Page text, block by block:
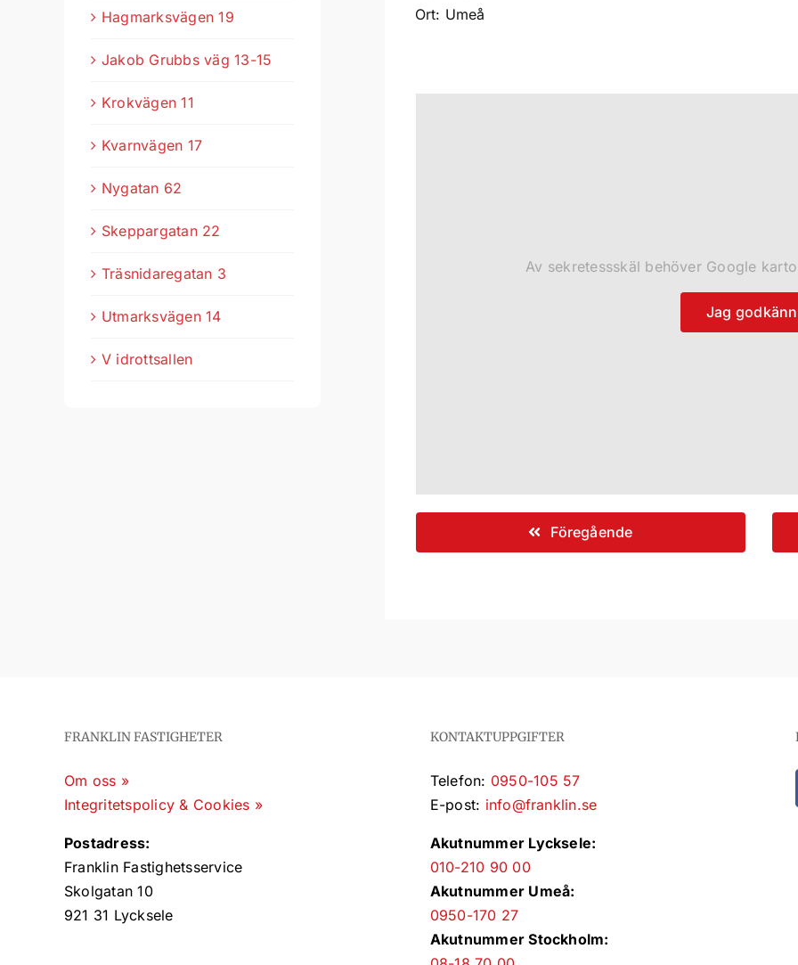
Ort: Umeå
Av sekretessskäl behöver Google
Jag
Föregående
Hagmarksvägen 19
Jakob Grubbs väg 13-15
Krokvägen 11
Kvarnvägen 17
Nygatan 62
Skeppargatan 22
Träsnidaregatan 3
Utmarksvägen 14
V idrottsallen
FRANKLIN FASTIGHETER
Om oss »
Integritetspolicy & Cookies »
Postadress:
Franklin Fastighetsservice
Skolgatan 10
921 31 Lycksele
KONTAKTUPPGIFTER
Telefon: 0950-105 57
E-post: info@franklin.se
Akutnummer Lycksele:
010-210 90 00
Akutnummer Umeå:
0950-170 27
Akutnummer Stockholm: